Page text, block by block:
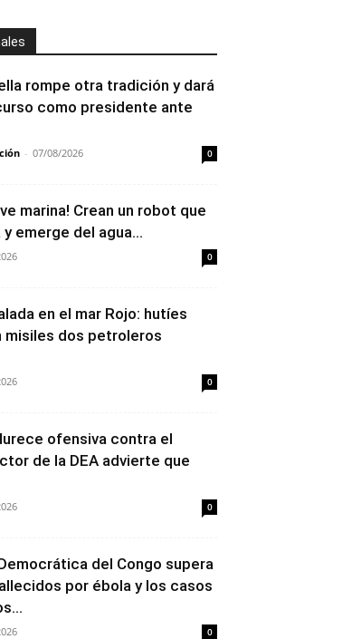
rompe otra tradición y dará
como presidente ante
- 07/08/2026 0
marina! Crean un robot que
y emerge del agua...
0
en el mar Rojo: hutíes
misiles dos petroleros
0
ofensiva contra el
de la DEA advierte que
0
del Congo supera
por ébola y los casos
0